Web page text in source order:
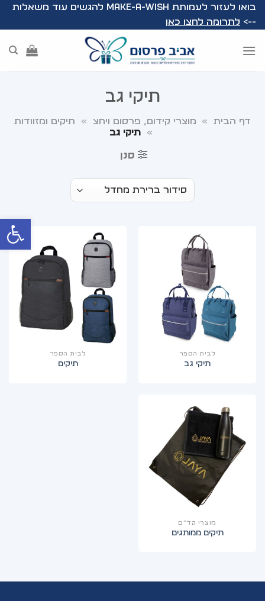
פתח
Skip
to
בואו לעזור לעמותת Make-A-Wish להגשים עוד משאלות
--> לתרומה לחצו כאן
תיקי גב
דף הבית » מוצרי קידום, פרסום ויחצ »
תיקים ומזוודות
»
תיקי גב
סנן
לבית הספר
תיקי גב
לבית הספר
תיקים
מוצרי קד”ם
תיקים ממותגים